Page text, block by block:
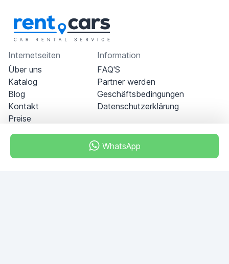
WhatsApp
Internetseiten
Über uns
Katalog
Blog
Kontakt
Preise
Information
FAQ'S
Partner werden
Geschäftsbedingungen
Datenschutzerklärung
ALBAHAR building